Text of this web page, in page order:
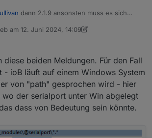
dann 2.1.9 ansonsten muss es sich
am 12. Juni 2024, 14:09
editiert von JB_Sullivan6. Dez. 2024, 16:11
diese beiden Meldungen. Für den Fall
- ioB läuft auf einem Windows System
von "path" gesprochen wird - hier
wo der serialport unter Win abgelegt
dass von Bedeutung sein könnte.